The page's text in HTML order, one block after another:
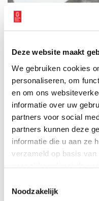
Deze website maakt
We gebruiken cookies
personaliseren, om
en om ons
informatie over uw
partners voor social
partners kunnen deze
informatie die u aan ze
verzameld op basis
Noodzakelijk
Stolpboerderij De
een zoet en rijk verleden.
indrukwekkende boerderij
arme jutter, die dankzij
In het verhaal van De
arme Texelaar verborgen.